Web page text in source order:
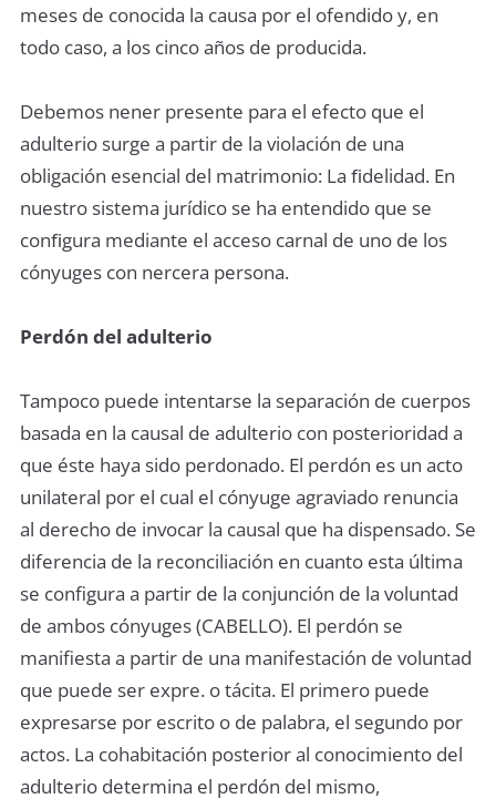
meses de conocida la causa por el ofendido y, en
todo caso, a los cinco años de producida.
Debemos nener presente para el efecto que el
adulterio surge a partir de la violación de una
obligación esencial del matrimonio: La ﬁdelidad. En
nuestro sistema jurídico se ha entendido que se
conﬁgura mediante el acceso carnal de uno de los
cónyuges con nercera persona.
Perdón del adulterio
Tampoco puede intentarse la separación de cuerpos
basada en la causal de adulterio con posterioridad a
que éste haya sido perdonado. El perdón es un acto
unilateral por el cual el cónyuge agraviado renuncia
al derecho de invocar la causal que ha dispensado. Se
diferencia de la reconciliación en cuanto esta última
se configura a partir de la conjunción de la voluntad
de ambos cónyuges (CABELLO). El perdón se
manifiesta a partir de una manifestación de voluntad
que puede ser expre. o tácita. El primero puede
expresarse por escrito o de palabra, el segundo por
actos. La cohabitación posterior al conocimiento del
adulterio determina el perdón del mismo,